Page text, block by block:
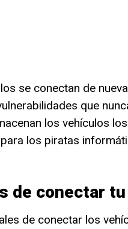
se conectan de
que
los vehículos
los piratas
de conectar
de conectar los